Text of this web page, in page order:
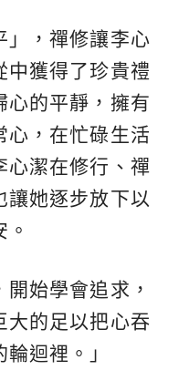
」，禪修讓李心
中獲得了珍貴禮
心的平靜，擁有
心，在忙碌生活
心潔在修行、禪
讓她逐步放下以
始學會追求，
大的足以把心吞
迴裡。」